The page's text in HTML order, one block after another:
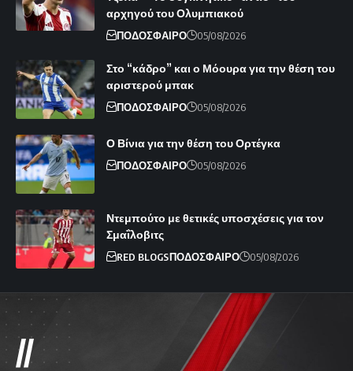
αρχηγού του Ολυμπιακού
ΠΟΔΟΣΦΑΙΡΟ 05/08/2026
Στο “κάδρο” και ο Μόουρα για την θέση του
αριστερού μπακ
ΠΟΔΟΣΦΑΙΡΟ 05/08/2026
Ο Βίνια για την θέση του Ορτέγκα
ΠΟΔΟΣΦΑΙΡΟ 05/08/2026
Ντεμπούτο με θετικές υποσχέσεις για τον
Σμαΐλοβιτς
RED BLOGSΠΟΔΟΣΦΑΙΡΟ 05/08/2026
//